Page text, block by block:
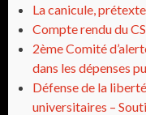
La canicule,
Compte rendu du
2ème Comité
dans les dépenses
Défense de la
universitaires –